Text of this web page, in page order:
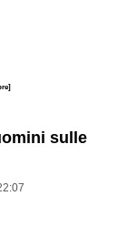
sulle